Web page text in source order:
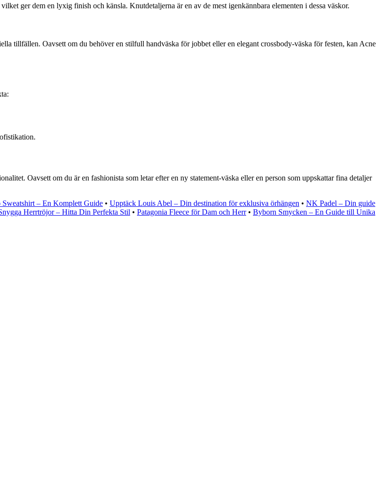
ger dem en lyxig finish och känsla. Knutdetaljerna är en av de mest igenkännbara elementen i dessa väskor.
tillfällen. Oavsett om du behöver en stilfull handväska för jobbet eller en elegant crossbody-väska för festen, kan Acne
Oavsett om du är en fashionista som letar efter en ny statement-väska eller en person som uppskattar fina detaljer
– En Komplett Guide • Upptäck Louis Abel – Din destination för exklusiva örhängen • NK Padel – Din guide
Herrtröjor – Hitta Din Perfekta Stil • Patagonia Fleece för Dam och Herr• Byborn Smycken – En Guide till Unika